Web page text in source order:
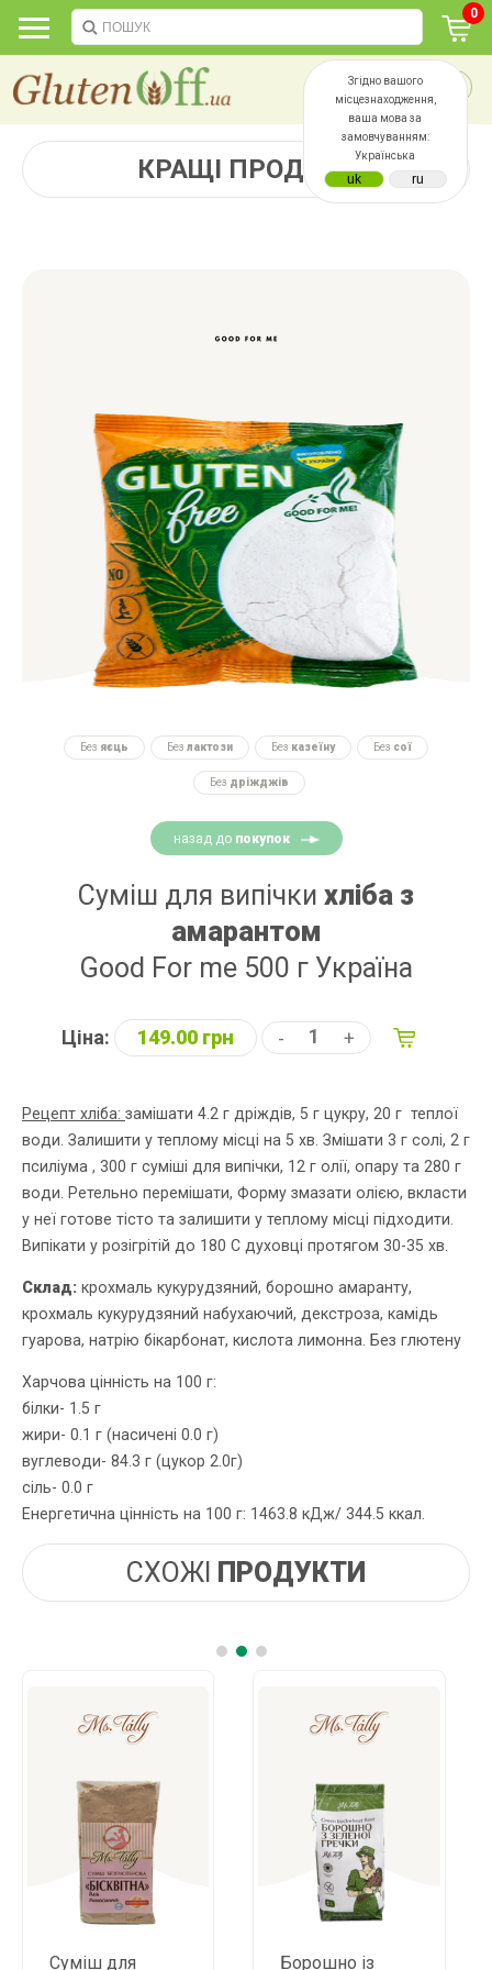
Згідно вашого
місцезнаходження,
ваша мова за
замовчуванням:
Українська
0
КРАЩІ ПРОДАЖІ
Без яєць Без лактози Без казеїну Без сої
Без дріжджів
назад до покупок
Суміш для випічки хліба з
амарантом
Good For me 500 г Україна
Ціна: 149.00 грн - +
Рецепт хліба: замішати 4.2 г дріждів, 5 г цукру, 20 г теплої
води. Залишити у теплому місці на 5 хв. Змішати 3 г солі, 2 г
псиліума , 300 г суміші для випічки, 12 г олії, опару та 280 г
води. Ретельно перемішати, Форму змазати олією, вкласти
у неї готове тісто та залишити у теплому місці підходити.
Випікати у розігрітій до 180 С духовці протягом 30-35 хв.
Склад: крохмаль кукурудзяний, борошно амаранту,
крохмаль кукурудзяний набухаючий, декстроза, камідь
гуарова, натрію бікарбонат, кислота лимонна. Без глютену
Харчова цінність на 100 г:
білки- 1.5 г
жири- 0.1 г (насичені 0.0 г)
вуглеводи- 84.3 г (цукор 2.0г)
сіль- 0.0 г
Енергетична цінність на 100 г: 1463.8 кДж/ 344.5 ккал.
СХОЖІ ПРОДУКТИ
для Борошно із